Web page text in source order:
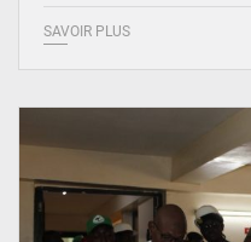
SAVOIR PLUS